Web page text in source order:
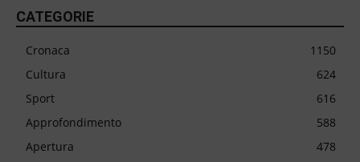
CATEGORIE
Cronaca
1150
Cultura
624
Sport
616
Approfondimento
588
Apertura
478